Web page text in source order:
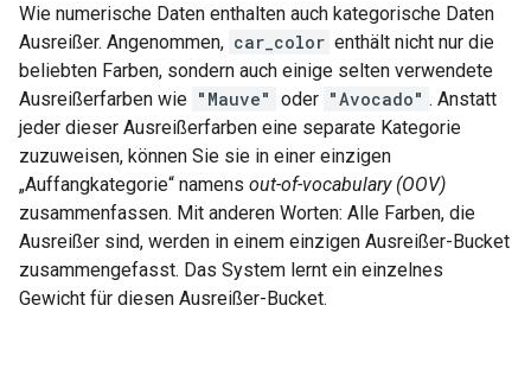
Wie numerische Daten enthalten auch kategorische Daten
Ausreißer. Angenommen, car_color enthält nicht nur die
beliebten Farben, sondern auch einige selten verwendete
Ausreißerfarben wie "Mauve" oder "Avocado" . Anstatt
jeder dieser Ausreißerfarben eine separate Kategorie
zuzuweisen, können Sie sie in einer einzigen
„Auffangkategorie“ namens out-of-vocabulary (OOV)
zusammenfassen. Mit anderen Worten: Alle Farben, die
Ausreißer sind, werden in einem einzigen Ausreißer-Bucket
zusammengefasst. Das System lernt ein einzelnes
Gewicht für diesen Ausreißer-Bucket.